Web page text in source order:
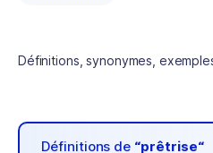
Définitions, synonymes,
Définitions de “prêtrise“